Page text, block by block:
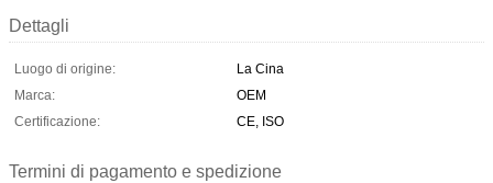
Dettagli
Luogo di origine:
La Cina
Marca:
OEM
Certificazione:
CE, ISO
Termini di pagamento e spedizione